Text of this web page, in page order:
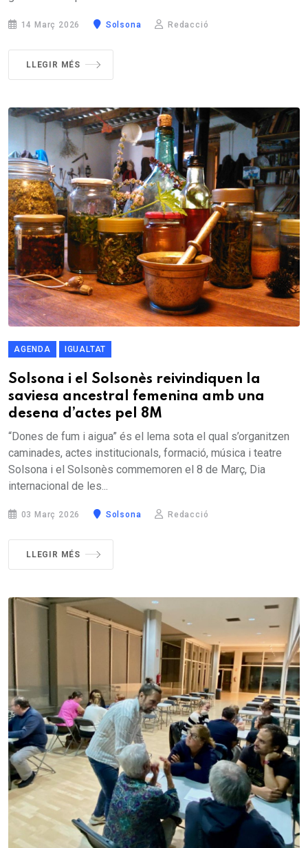
14 Març 2026 Solsona Redacció
LLEGIR MÉS
AGENDA IGUALTAT
Solsona i el Solsonès reivindiquen la
saviesa ancestral femenina amb una
desena d’actes pel 8M
“Dones de fum i aigua” és el lema sota el qual s’organitzen
caminades, actes institucionals, formació, música i teatre
Solsona i el Solsonès commemoren el 8 de Març, Dia
internacional de les...
03 Març 2026 Solsona Redacció
LLEGIR MÉS